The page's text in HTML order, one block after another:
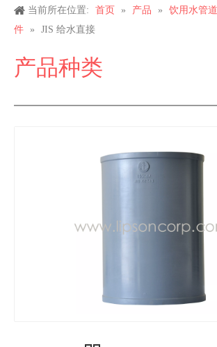
当前所在位置: 首页 » 产品 » 饮用水管道
件
» JIS 给水直接
产品种类